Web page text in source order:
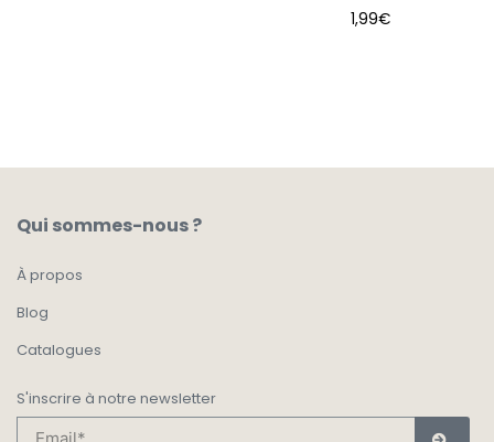
1,99€
Qui sommes-nous ?
À propos
Blog
Catalogues
S'inscrire à notre newsletter